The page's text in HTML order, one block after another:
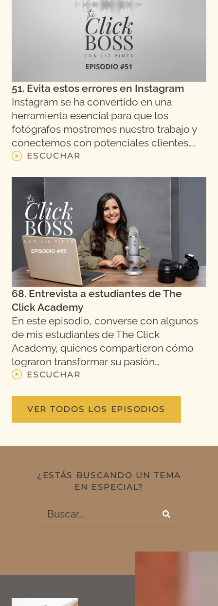
51. Evita estos errores en Instagram
Instagram se ha convertido en una
herramienta esencial para que los
fotógrafos mostremos nuestro trabajo y
conectemos con potenciales clientes….
ESCUCHAR
68. Entrevista a estudiantes de The
Click Academy
En este episodio, converse con algunos
de mis estudiantes de The Click
Academy, quienes compartieron cómo
lograron transformar su pasión…
ESCUCHAR
VER TODOS LOS EPISODIOS
¿ESTÁS BUSCANDO UN TEMA
EN ESPECIAL?